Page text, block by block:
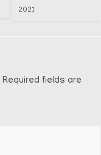
2021
Required fields are